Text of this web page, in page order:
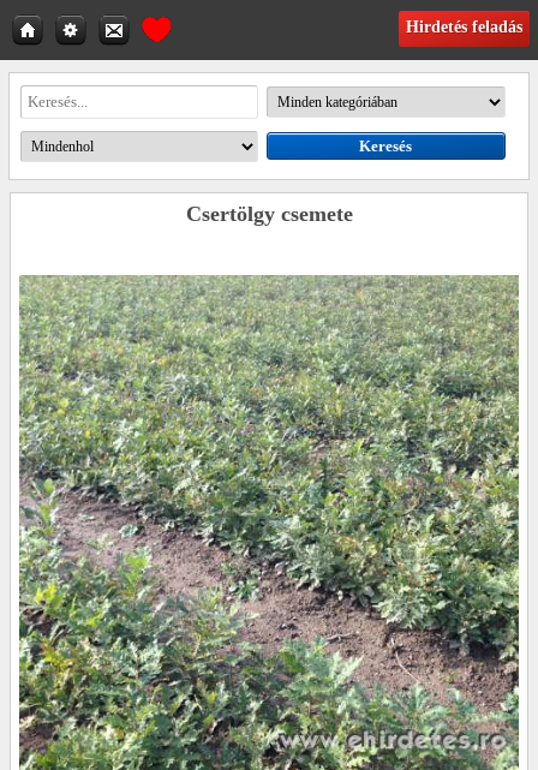
Hirdetés feladás
Csertölgy csemete